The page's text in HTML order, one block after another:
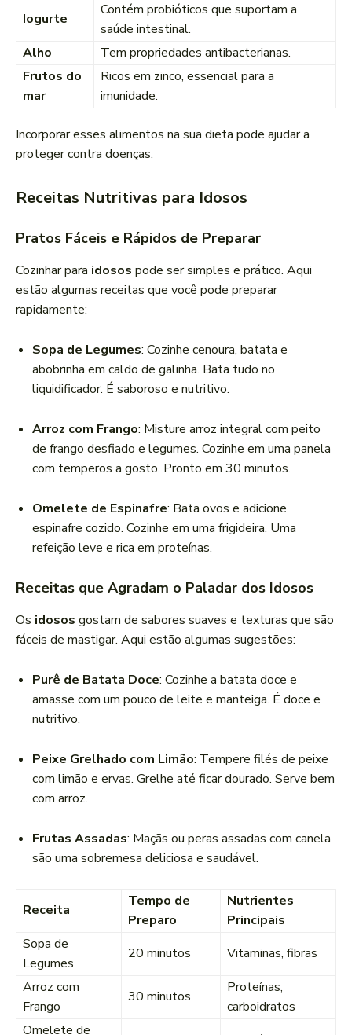
Iogurte
Contém probióticos que suportam a
saúde intestinal.
Alho
Tem propriedades antibacterianas.
Frutos do
mar
Ricos em zinco, essencial para a
imunidade.
Incorporar esses alimentos na sua dieta pode ajudar a
proteger contra doenças.
Receitas Nutritivas para Idosos
Pratos Fáceis e Rápidos de Preparar
Cozinhar para idosos pode ser simples e prático. Aqui
estão algumas receitas que você pode preparar
rapidamente:
Sopa de Legumes: Cozinhe cenoura, batata e
abobrinha em caldo de galinha. Bata tudo no
liquidificador. É saboroso e nutritivo.
Arroz com Frango: Misture arroz integral com peito
de frango desfiado e legumes. Cozinhe em uma panela
com temperos a gosto. Pronto em 30 minutos.
Omelete de Espinafre: Bata ovos e adicione
espinafre cozido. Cozinhe em uma frigideira. Uma
refeição leve e rica em proteínas.
Receitas que Agradam o Paladar dos Idosos
Os idosos gostam de sabores suaves e texturas que são
fáceis de mastigar. Aqui estão algumas sugestões:
Purê de Batata Doce: Cozinhe a batata doce e
amasse com um pouco de leite e manteiga. É doce e
nutritivo.
Peixe Grelhado com Limão: Tempere filés de peixe
com limão e ervas. Grelhe até ficar dourado. Serve bem
com arroz.
Frutas Assadas: Maçãs ou peras assadas com canela
são uma sobremesa deliciosa e saudável.
Receita
Tempo de
Preparo
Nutrientes
Principais
Sopa de
Legumes
20 minutos
Vitaminas, fibras
Arroz com
Frango
30 minutos
Proteínas,
carboidratos
Omelete de